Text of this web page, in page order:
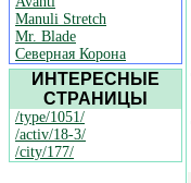
Manuli Stretch
Mr. Blade
Северная Корона
ИНТЕРЕСНЫЕ
СТРАНИЦЫ
/type/1051/
/activ/18-3/
/city/177/